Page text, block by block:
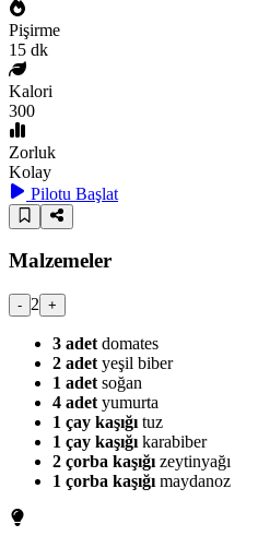
Pişirme
15 dk
Kalori
300
Zorluk
Kolay
Pilotu Başlat
Malzemeler
- 2 +
3 adet domates
2 adet yeşil biber
1 adet soğan
4 adet yumurta
1 çay kaşığı tuz
1 çay kaşığı karabiber
2 çorba kaşığı zeytinyağı
1 çorba kaşığı maydanoz